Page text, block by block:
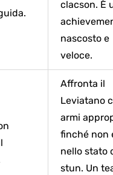
clacson. È
nascosto e
veloce.
Affronta il
Leviatano
armi
finché non
nello stato
stun. Un